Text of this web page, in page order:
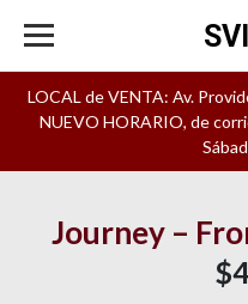
LOCAL de VENTA: Av.
NUEVO HORARIO, de
Journey –